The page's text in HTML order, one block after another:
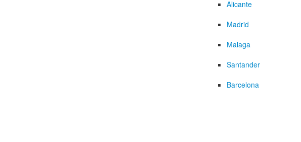
Alicante
Madrid
Malaga
Santander
Barcelona